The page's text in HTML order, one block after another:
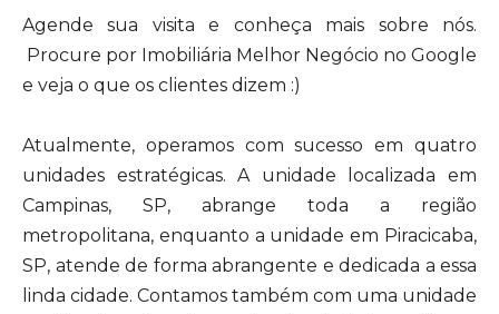
Agende sua visita e conheça mais sobre nós.
Procure por Imobiliária Melhor Negócio no Google
e veja o que os clientes dizem :)
Atualmente, operamos com sucesso em quatro
unidades estratégicas. A unidade localizada em
Campinas, SP, abrange toda a região
metropolitana, enquanto a unidade em Piracicaba,
SP, atende de forma abrangente e dedicada a essa
linda cidade. Contamos também com uma unidade